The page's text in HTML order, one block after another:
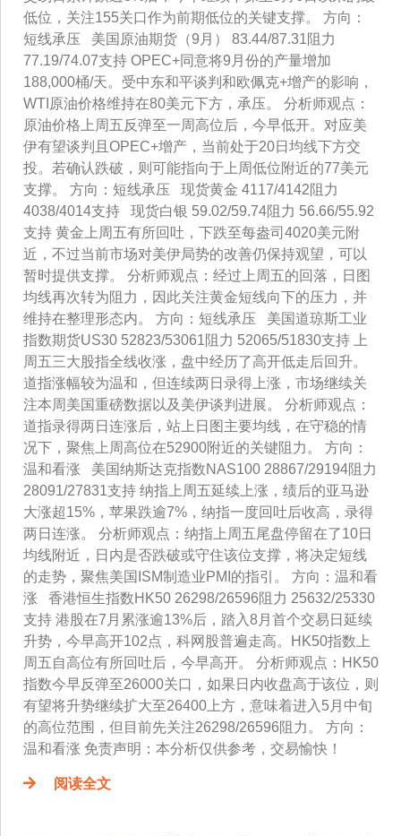
低位，关注155关口作为前期低位的关键支撑。 方向：
短线承压 美国原油期货（9月） 83.44/87.31阻力
77.19/74.07支持 OPEC+同意将9月份的产量增加
188,000桶/天。受中东和平谈判和欧佩克+增产的影响，
WTI原油价格维持在80美元下方，承压。 分析师观点：
原油价格上周五反弹至一周高位后，今早低开。对应美
伊有望谈判且OPEC+增产，当前处于20日均线下方交
投。若确认跌破，则可能指向于上周低位附近的77美元
支撑。 方向：短线承压 现货黄金 4117/4142阻力
4038/4014支持 现货白银 59.02/59.74阻力 56.66/55.92
支持 黄金上周五有所回吐，下跌至每盎司4020美元附
近，不过当前市场对美伊局势的改善仍保持观望，可以
暂时提供支撑。 分析师观点：经过上周五的回落，日图
均线再次转为阻力，因此关注黄金短线向下的压力，并
维持在整理形态内。 方向：短线承压 美国道琼斯工业
指数期货US30 52823/53061阻力 52065/51830支持 上
周五三大股指全线收涨，盘中经历了高开低走后回升。
道指涨幅较为温和，但连续两日录得上涨，市场继续关
注本周美国重磅数据以及美伊谈判进展。 分析师观点：
道指录得两日连涨后，站上日图主要均线，在守稳的情
况下，聚焦上周高位在52900附近的关键阻力。 方向：
温和看涨 美国纳斯达克指数NAS100 28867/29194阻力
28091/27831支持 纳指上周五延续上涨，绩后的亚马逊
大涨超15%，苹果跌逾7%，纳指一度回吐后收高，录得
两日连涨。 分析师观点：纳指上周五尾盘停留在了10日
均线附近，日内是否跌破或守住该位支撑，将决定短线
的走势，聚焦美国ISM制造业PMI的指引。 方向：温和看
涨 香港恒生指数HK50 26298/26596阻力 25632/25330
支持 港股在7月累涨逾13%后，踏入8月首个交易日延续
升势，今早高开102点，科网股普遍走高。HK50指数上
周五自高位有所回吐后，今早高开。 分析师观点：HK50
指数今早反弹至26000关口，如果日内收盘高于该位，则
有望将升势继续扩大至26400上方，意味着进入5月中旬
的高位范围，但目前先关注26298/26596阻力。 方向：
温和看涨 免责声明：本分析仅供参考，交易愉快！
阅读全文